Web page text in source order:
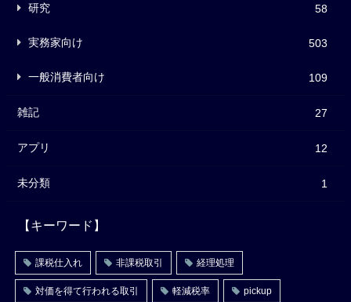
研究 58
実務家向け 503
一般消費者向け 109
雑記 27
アプリ 12
未分類 1
【キーワード】
課税仕入れ 非課税取引 経理処理
対価を得て行われる取引 軽減税率 pickup